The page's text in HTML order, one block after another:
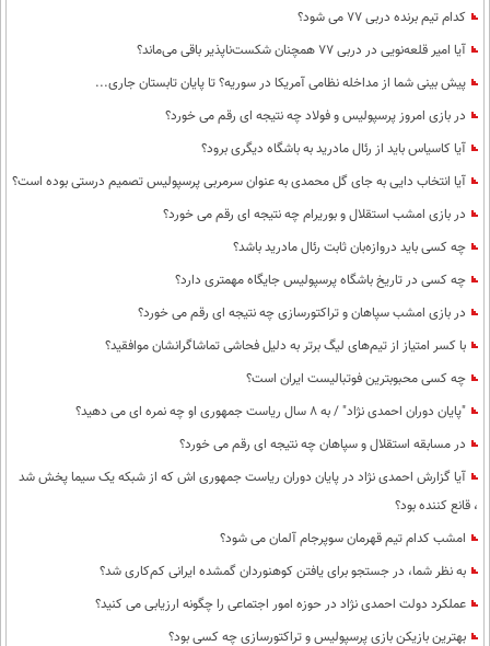
کدام تیم برنده دربی 77 می شود؟
آیا امیر قلعه‌نویی در دربی 77 همچنان شکست‌ناپذیر باقی می‌ماند؟
پیش بینی شما از مداخله نظامی آمریکا در سوریه؟ تا پایان تابستان جاری...
در بازی امروز پرسپولیس و فولاد چه نتیجه ای رقم می خورد؟
آیا کاسیاس باید از رئال مادرید به باشگاه دیگری برود؟
آیا انتخاب دایی به جای گل محمدی به عنوان سرمربی پرسپولیس تصمیم درستی بوده است؟
در بازی امشب استقلال و بوریرام چه نتیجه ای رقم می خورد؟
چه کسی باید دروازه‌بان ثابت رئال مادرید باشد؟
چه کسی در تاریخ باشگاه پرسپولیس جایگاه مهمتری دارد؟
در بازی امشب سپاهان و تراکتورسازی چه نتیجه ای رقم می خورد؟
با کسر امتیاز از تیم‌های لیگ برتر به دلیل فحاشی تماشاگرانشان موافقید؟
چه کسی محبوبترین فوتبالیست ایران است؟
"پایان دوران احمدی نژاد" / به 8 سال ریاست جمهوری او چه نمره ای می دهید؟
در مسابقه استقلال و سپاهان چه نتیجه ای رقم می خورد؟
آیا گزارش احمدی نژاد در پایان دوران ریاست جمهوری اش که از شبکه یک سیما پخش شد
، قانع کننده بود؟
امشب کدام تیم قهرمان سوپرجام آلمان می شود؟
به نظر شما، در جستجو برای یافتن کوهنوردان گمشده ایرانی کم‌کاری شد؟
عملکرد دولت احمدی نژاد در حوزه امور اجتماعی را چگونه ارزیابی می کنید؟
بهترین بازیکن بازی پرسپولیس و تراکتورسازی چه کسی بود؟